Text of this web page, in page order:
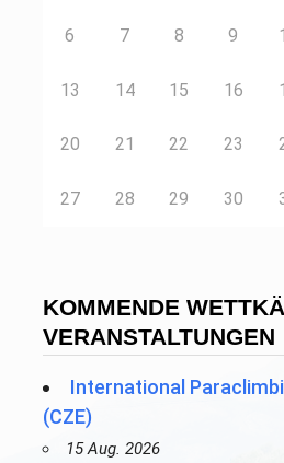
6 7 8 9
13 14 15 16
20 21 22 23
27 28 29 30
KOMMENDE
VERANSTALTUNGEN
International
(CZE)
15 Aug. 2026